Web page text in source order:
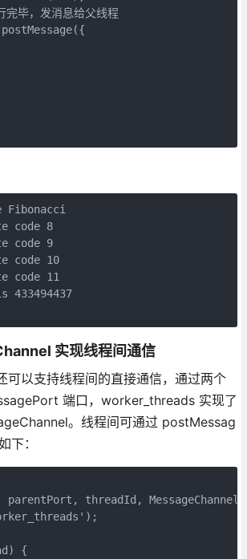
毕，发消息给父线程
code 8
code 9
code 10
code 11
433494437
实现线程间通信
以支持线程间的直接通信，通过两个
端口，worker_threads 实现了
。线程间可通过 postMessag
下：
parentPort, threadId,
{